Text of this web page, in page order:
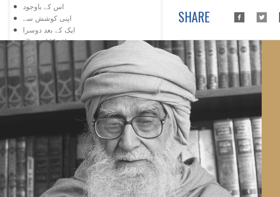
اس کے باوجود
اپنی کوشش سے
ایک کے بعد دوسرا
مواقع کا استعمال
ہار میں جیت
کامیابی کے لیے
کمی کی تلافی
بربادی کے بعد بھی
تم غریب نہیں ، دولت مند ہو
کمزوری نعمت ثابت ہوئی
افسوس نہ کیجئے
ناکامی زینہ بن گئی
سمجھ دار کون
تاریخ سازی
کوئی چیز مشکل نہیں
جواب کا صحیح طریقہ
SHARE